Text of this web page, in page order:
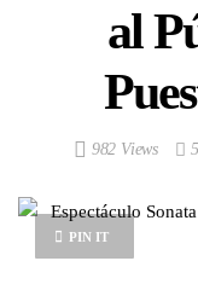
al
982 Views
PIN IT